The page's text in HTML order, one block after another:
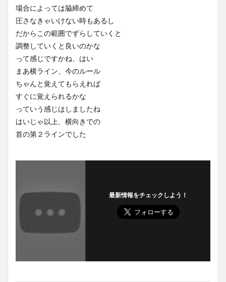
場合によっては脇締めて
圧さなきゃいけない時もあるし
だからこの範囲でずらしていくと
調整していくと良いのかな
って感じですかね、はい
まあ横ライン、今のルール
ちゃんと覚えてもらえれば
すぐに覚えられるかな
っていう感じはしましたね
はいじゃ以上、横向きでの
首の第２ラインでした
最新情報をチェックしよう！